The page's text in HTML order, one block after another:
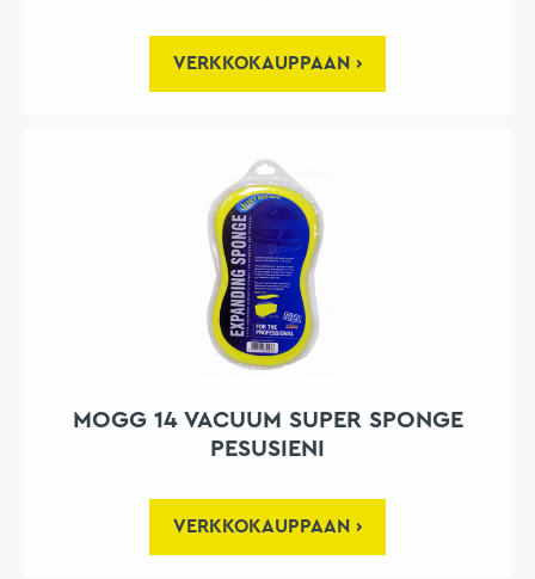
VERKKOKAUPPAAN
MOGG 14 VACUUM SUPER SPONGE
PESUSIENI
VERKKOKAUPPAAN